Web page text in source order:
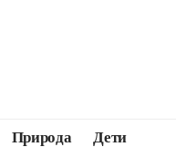
Природа Дети